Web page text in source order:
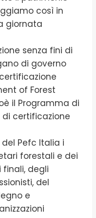
così in
giornata
senza fini di
di governo
of Forest
il Programma di
certificazione
Pefc Italia i
forestali e dei
degli
del
e